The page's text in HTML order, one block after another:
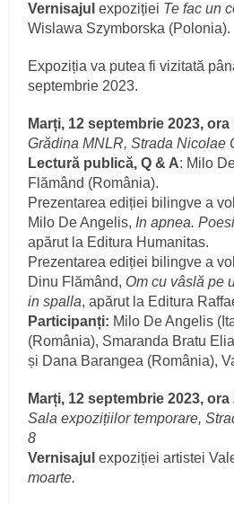
Vernisajul expoziției Te fac un
Wislawa Szymborska (Polonia).
Expoziția va putea fi vizitată
septembrie 2023.
Marți, 12 septembrie 2023, ora
Grădina MNLR, Strada Nicolae
Lectură publică, Q & A: Milo
Flămând (România).
Prezentarea ediției bilingve a
Milo De Angelis, In apnea.
apărut la Editura Humanitas.
Prezentarea ediției bilingve a
Dinu Flămând, Om cu vâslă pe
in spalla, apărut la Editura
Participanți: Milo De Angelis
(România), Smaranda Bratu
și Dana Barangea (România),
Marți, 12 septembrie 2023, ora
Sala expozițiilor temporare,
8
Vernisajul expoziției artistei
moarte.